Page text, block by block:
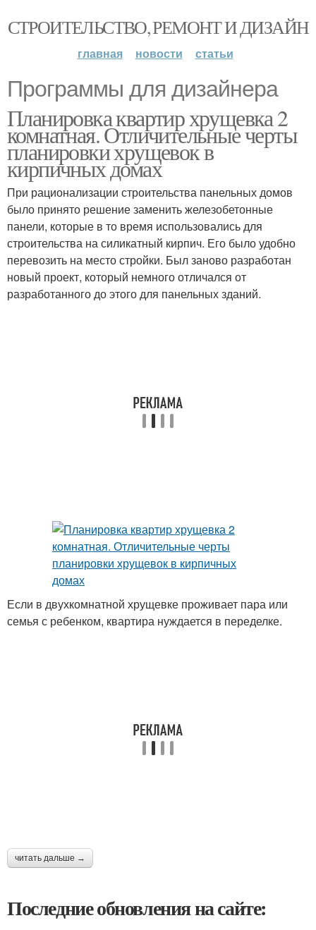
СТРОИТЕЛЬСТВО, РЕМОНТ И ДИЗАЙН
главная новости статьи
Программы для дизайнера
Планировка квартир хрущевка 2
комнатная. Отличительные черты
планировки хрущевок в
кирпичных домах
При рационализации строительства панельных домов
было принято решение заменить железобетонные
панели, которые в то время использовались для
строительства на силикатный кирпич. Его было удобно
перевозить на место стройки. Был заново разработан
новый проект, который немного отличался от
разработанного до этого для панельных зданий.
Если в двухкомнатной хрущевке проживает пара или
семья с ребенком, квартира нуждается в переделке.
читать дальше →
Последние обновления на сайте: